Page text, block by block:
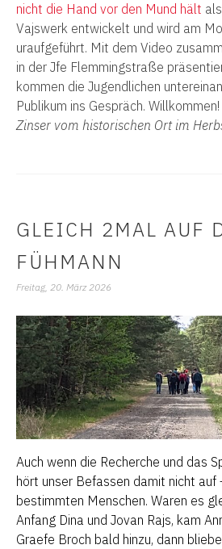
nicht die Hand vor den Mund hält
Vajswerk entwickelt und wird am
uraufgeführt. Mit dem Video
in der Jfe Flemmingstraße
kommen die Jugendlichen
Publikum ins Gespräch.
Zinser vom historischen Ort im
GLEICH 2MAL AUF
FÜHMANN
Freitag, 20. März 2026
Auch wenn die Recherche und das
hört unser Befassen damit nicht auf
bestimmten Menschen. Waren es
Anfang Dina und Jovan Rajs, kam
Graefe Broch bald hinzu, dann